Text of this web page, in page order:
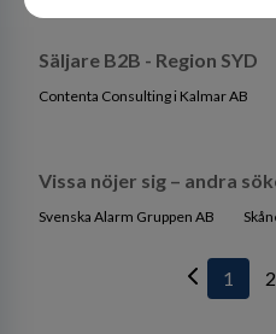
Säljare B2B - Region SYD
Contenta Consulting i Kalmar AB
Vissa nöjer sig – andra
Svenska Alarm Gruppen AB
1 2